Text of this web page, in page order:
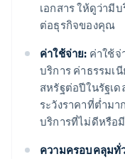
เอกสาร ให้ดูว่ามี
ต่อธุรกิจของคุณ
ค่าใช้จ่าย: ค่าใช้
บริการ ค่าธรรมเ
สหรัฐต่อปีในรัฐเ
ระวังราคาที่ต่ำม
บริการที่ไม่ดีหรือ
ความครอบคลุมทั่